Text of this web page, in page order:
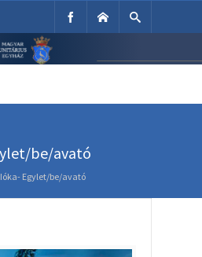
Egyház
be/avató
Egylet/be/avató